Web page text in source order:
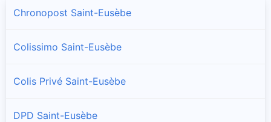
Chronopost Saint-Eusèbe
Colissimo Saint-Eusèbe
Colis Privé Saint-Eusèbe
DPD Saint-Eusèbe